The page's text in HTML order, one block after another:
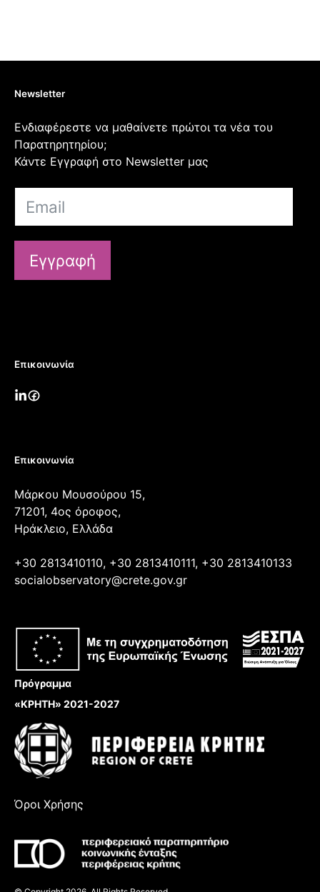
Newsletter
Ενδιαφέρεστε να μαθαίνετε πρώτοι τα νέα του
Παρατηρητηρίου;
Κάντε Εγγραφή στο Newsletter μας
Εγγραφή
Επικοινωνία
Επικοινωνία
Μάρκου Μουσούρου 15,
71201, 4ος όροφος,
Ηράκλειο, Ελλάδα
+30 2813410110, +30 2813410111, +30 2813410133
socialobservatory@crete.gov.gr
Πρόγραμμα
«ΚΡΗΤΗ» 2021-2027
Όροι Χρήσης